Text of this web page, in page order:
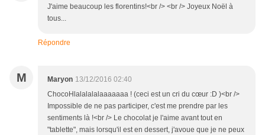
J'aime beaucoup les florentins!<br /> <br /> Joyeux Noël à
tous...
Répondre
M Maryon 13/12/2016 02:40
ChocoHlalalalalaaaaaaa ! (ceci est un cri du cœur :D )<br />
Impossible de ne pas participer, c'est me prendre par les
sentiments là !<br /> Le chocolat je l'aime avant tout en
"tablette", mais lorsqu'il est en dessert, j'avoue que je ne peux